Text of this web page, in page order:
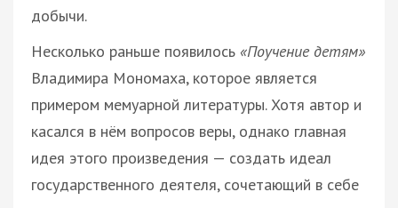
добычи.
Несколько раньше появилось «Поучение детям»
Владимира Мономаха, которое является
примером мемуарной литературы. Хотя автор и
касался в нём вопросов веры, однако главная
идея этого произведения — создать идеал
государственного деятеля, сочетающий в себе